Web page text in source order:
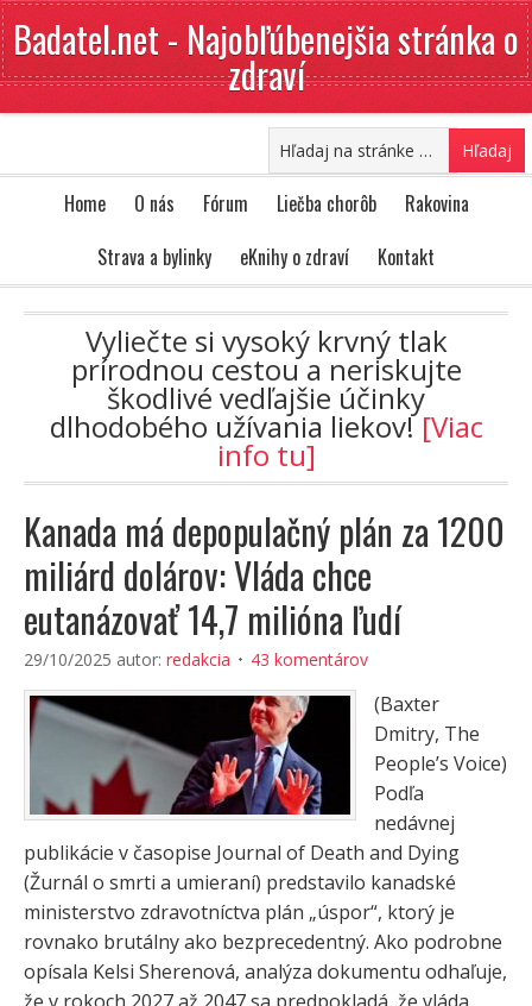
Badatel.net - Najobľúbenejšia stránka o
zdraví
Home O nás Fórum Liečba chorôb
Rakovina
Strava a bylinky
eKnihy o zdraví Kontakt
Vyliečte si vysoký krvný tlak
prírodnou cestou a neriskujte
škodlivé vedľajšie účinky
dlhodobého užívania liekov![Viac
info tu]
Kanada má depopulačný plán za 1200
miliárd dolárov: Vláda chce
eutanázovať 14,7 milióna ľudí
29/10/2025 autor: redakcia 43 komentárov
(Baxter
Dmitry, The
People’s Voice)
Podľa
nedávnej
publikácie v časopise Journal of Death and Dying
(Žurnál o smrti a umieraní) predstavilo kanadské
ministerstvo zdravotníctva plán „úspor“, ktorý je
rovnako brutálny ako bezprecedentný. Ako podrobne
opísala Kelsi Sherenová, analýza dokumentu odhaľuje,